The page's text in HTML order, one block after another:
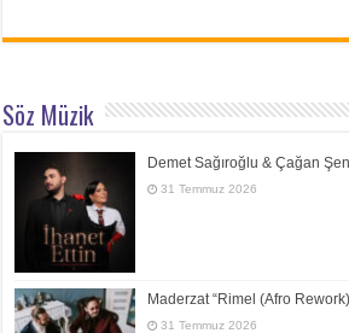
Söz Müzik
Demet Sağıroğlu & Çağan
31 Temmuz 2026
Maderzat “Rimel (Afro
31 Temmuz 2026